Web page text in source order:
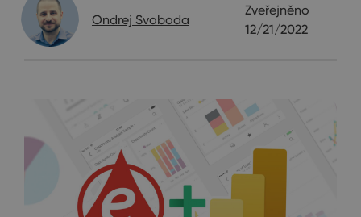
Ondrej Svoboda
Zveřejněno
12/21/2022